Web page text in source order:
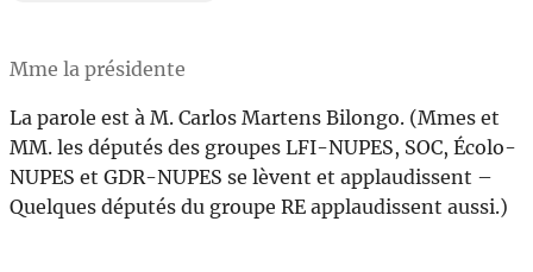
Mme la présidente
La parole est à M. Carlos Martens Bilongo. (Mmes et
MM. les députés des groupes LFI-NUPES, SOC, Écolo-
NUPES et GDR-NUPES se lèvent et applaudissent –
Quelques députés du groupe RE applaudissent aussi.)